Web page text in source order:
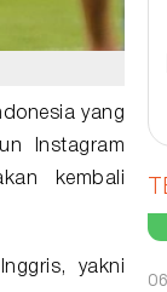
yang
Instagram
kembali
yakni